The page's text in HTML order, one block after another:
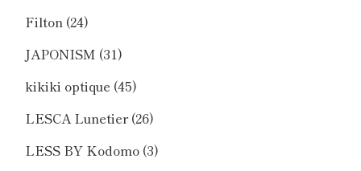
Filton (24)
JAPONISM (31)
kikiki optique (45)
LESCA Lunetier(26)
LESS BY Kodomo (3)